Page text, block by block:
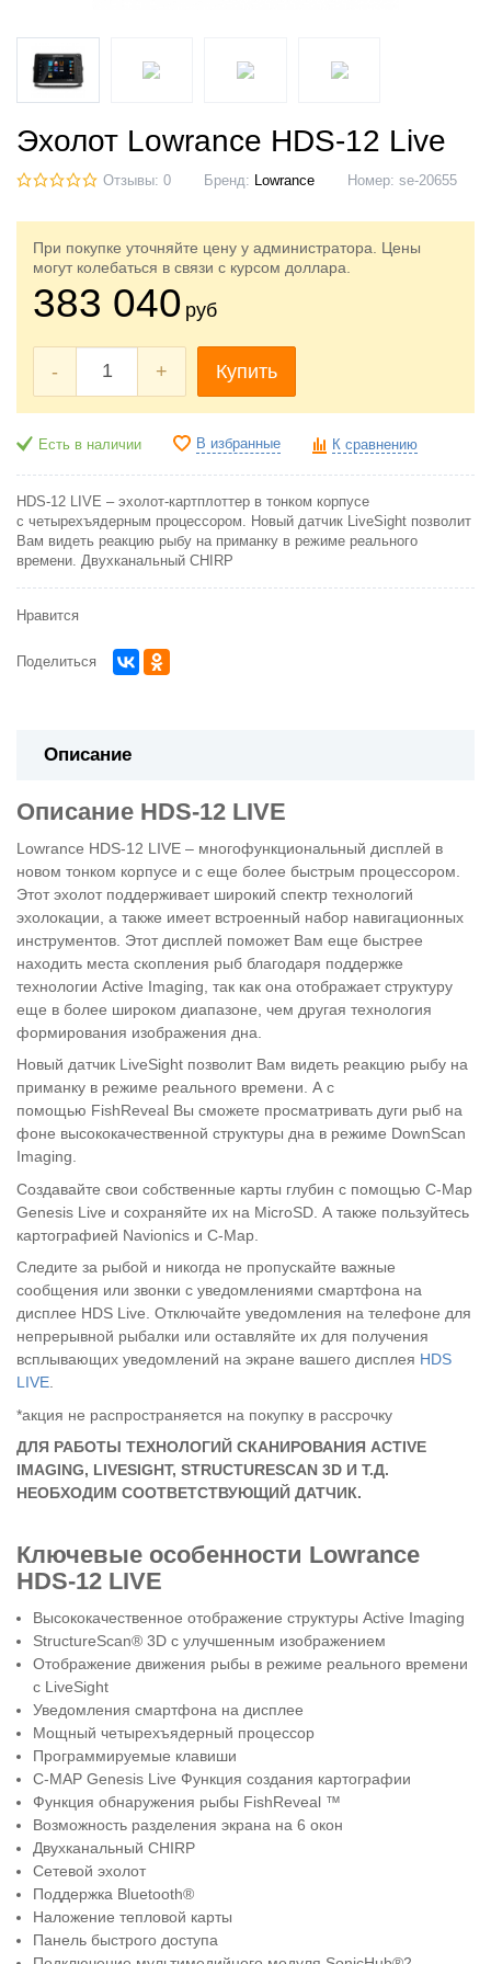
Эхолот Lowrance HDS-12 Live
Отзывы: 0 Бренд: Lowrance Номер: se-20655
При покупке уточняйте цену у администратора. Цены
могут колебаться в связи с курсом доллара.
383 040 руб
- + Купить
Есть в наличии В избранные К сравнению
HDS-12 LIVE – эхолот-картплоттер в тонком корпусе
с четырехъядерным процессором. Новый датчик LiveSight позволит
Вам видеть реакцию рыбу на приманку в режиме реального
времени. Двухканальный CHIRP
Нравится
Поделиться
Описание
Описание HDS-12 LIVE
Lowrance HDS-12 LIVE – многофункциональный дисплей в
новом тонком корпусе и с еще более быстрым процессором.
Этот эхолот поддерживает широкий спектр технологий
эхолокации, а также имеет встроенный набор навигационных
инструментов. Этот дисплей поможет Вам еще быстрее
находить места скопления рыб благодаря поддержке
технологии Active Imaging, так как она отображает структуру
еще в более широком диапазоне, чем другая технология
формирования изображения дна.
Новый датчик LiveSight позволит Вам видеть реакцию рыбу на
приманку в режиме реального времени. А с
помощью FishReveal Вы сможете просматривать дуги рыб на
фоне высококачественной структуры дна в режиме DownScan
Imaging.
Создавайте свои собственные карты глубин с помощью С-Map
Genesis Live и сохраняйте их на MicroSD. А также пользуйтесь
картографией Navionics и С-Map.
Следите за рыбой и никогда не пропускайте важные
сообщения или звонки с уведомлениями смартфона на
дисплее HDS Live. Отключайте уведомления на телефоне для
непрерывной рыбалки или оставляйте их для получения
всплывающих уведомлений на экране вашего дисплея HDS
LIVE
*акция не распространяется на покупку в рассрочку
ДЛЯ РАБОТЫ ТЕХНОЛОГИЙ СКАНИРОВАНИЯ ACTIVE
IMAGING, LIVESIGHT, STRUCTURESCAN 3D И Т.Д.
НЕОБХОДИМ СООТВЕТСТВУЮЩИЙ ДАТЧИК.
Ключевые особенности Lowrance
HDS-12 LIVE
Высококачественное отображение структуры Active Imaging
StructureScan® 3D с улучшенным изображением
Отображение движения рыбы в режиме реального времени
с LiveSight
Уведомления смартфона на дисплее
Мощный четырехъядерный процессор
Программируемые клавиши
C-MAP Genesis Live Функция создания картографии
Функция обнаружения рыбы FishReveal ™
Возможность разделения экрана на 6 окон
Двухканальный CHIRP
Сетевой эхолот
Поддержка Bluetooth®
Наложение тепловой карты
Панель быстрого доступа